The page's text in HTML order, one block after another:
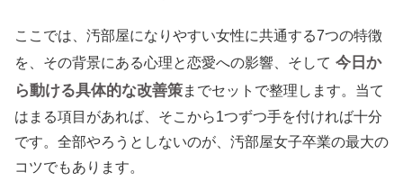
ここでは、汚部屋になりやすい女性に共通する7つの特徴
を、その背景にある心理と恋愛への影響、そして 今日か
ら動ける具体的な改善策までセットで整理します。当て
はまる項目があれば、そこから1つずつ手を付ければ十分
です。全部やろうとしないのが、汚部屋女子卒業の最大の
コツでもあります。